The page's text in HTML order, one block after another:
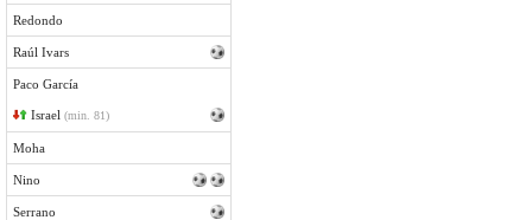
Redondo
Raúl Ivars
Paco García
Israel (min. 81)
Moha
Nino
Serrano